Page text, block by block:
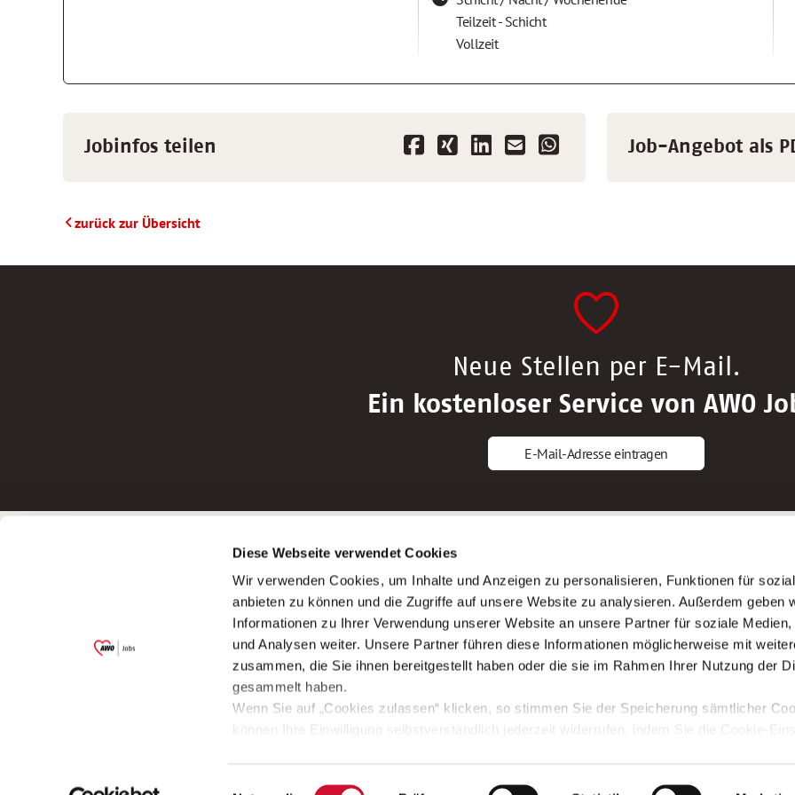
Diese Webseite verwendet Cookies
Wir verwenden Cookies, um Inhalte und Anzeigen zu personalisieren, Funktionen für
anbieten zu können und die Zugriffe auf unsere Website zu analysieren. Außerdem geben
Informationen zu Ihrer Verwendung unserer Website an unsere Partner für soziale Medien,
und Analysen weiter. Unsere Partner führen diese Informationen möglicherweise mit
zusammen, die Sie ihnen bereitgestellt haben oder die sie im Rahmen Ihrer Nutzung der
gesammelt haben.
Wenn Sie auf „Cookies zulassen“ klicken, so stimmen Sie der Speicherung sämtlicher
können Ihre Einwilligung selbstverständlich jederzeit widerrufen, indem Sie die Cookie-
Einwilligungsauswahl
Teilzeit - Schicht
Vollzeit
Jobinfos teilen Job-Angebot als
zurück zur Übersicht
Neue Stellen per E-Mail.
Ein kostenloser Service von AWO
E-Mail-Adresse eintragen
Garitz Bewirtschaftungsbetriebe GmbH
(Ein Tochterunternehmen des AWO
Bezirksverbandes Unterfranken e.V.)
Bitte senden Sie an diese Anschrift keine
Bewerbungstipps
Bewerbung als Altenpfleger*in
Bewerbung als Krankenpfleger*in
Bewerbung als Altenpflegehelfer*in
Bewerbung als Erzieher*in
AWO Gliederungen nach
Stellenangebote nach
Sitemap
Impressum
Datenschutz